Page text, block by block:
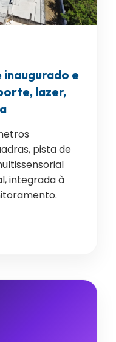
inaugurado e
lazer,
pista de
integrada à